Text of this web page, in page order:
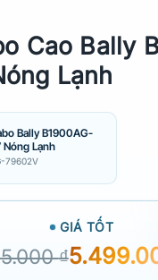
Cao Bally
Lạnh
Bally B1900AG-
Nóng Lạnh
79602V
GIÁ TỐT
₫